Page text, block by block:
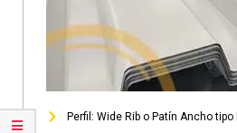
Perfil: Wide Rib o Patín Ancho tipo